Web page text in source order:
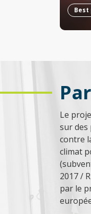
Le
sur
contre
climat
2017 /
par le